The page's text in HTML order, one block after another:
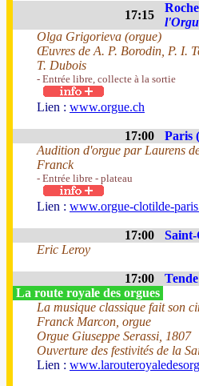
17:15
Olga Grigorieva (orgue)
Œuvres de A. P. Borodin, P. I.
T. Dubois
- Entrée libre, collecte à la sortie
Lien : www.orgue.ch
17:00 Paris
Audition d'orgue par Laurens
Franck
- Entrée libre - plateau
Lien : www.orgue-clotilde-
17:00
Eric Leroy
17:00
La route royale des orgues
La musique classique fait son
Franck Marcon, orgue
Orgue Giuseppe Serassi, 1807
Ouverture des festivités de la
Lien :